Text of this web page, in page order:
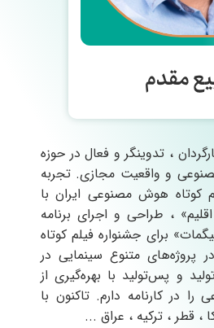
، تدوینگر و فعال در حوزه
و واقعیت مجازی. تجربه
هوش مصنوعی ایران با
، طراحی و اجرای برنامه
برای جشنواره فیلم کوتاه
پروژه‌های متنوع سینمایی در
و پس‌تولید با بهره‌گیری از
در کارنامه دارم. تاکنون با
، قطر ، ترکیه ، عراق ...
مقدم